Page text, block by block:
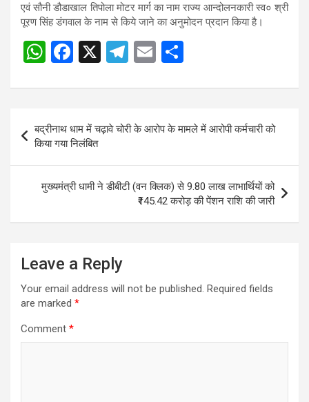
एवं सौनी डौडाखाल तिपोला मोटर मार्ग का नाम राज्य आन्दोलनकारी स्व० श्री
पूरण सिंह डंगवाल के नाम से किये जाने का अनुमोदन प्रदान किया है।
W
at
s
A
p
p
F
ce
o
o
k
X
T
e
gr
a
m
E
ail ar
e
navigation
बद्रीनाथ धाम में चढ़ावे चोरी के आरोप के मामले में आरोपी कर्मचारी को
किया गया निलंबित
मुख्यमंत्री धामी ने डीबीटी (वन क्लिक) से 9.80 लाख लाभार्थियों को
₹145.42 करोड़ की पेंशन राशि की जारी
Leave a Reply
Your email address will not be published. Required fields
are marked *
Comment *